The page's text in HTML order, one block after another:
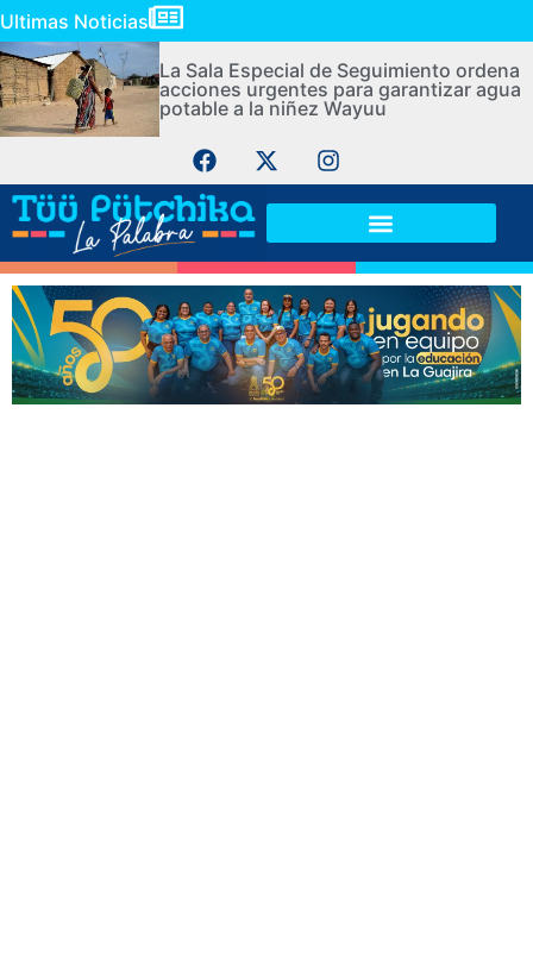
Ultimas Noticias
La Sala Especial de Seguimiento ordena
acciones urgentes para garantizar agua
potable a la niñez Wayuu